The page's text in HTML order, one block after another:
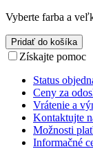
Vyberte farba a
Pridať do košíka
Získajte pomoc
Status
Ceny za
Vrátenie a
Kontaktujte
Možnosti
Informačné